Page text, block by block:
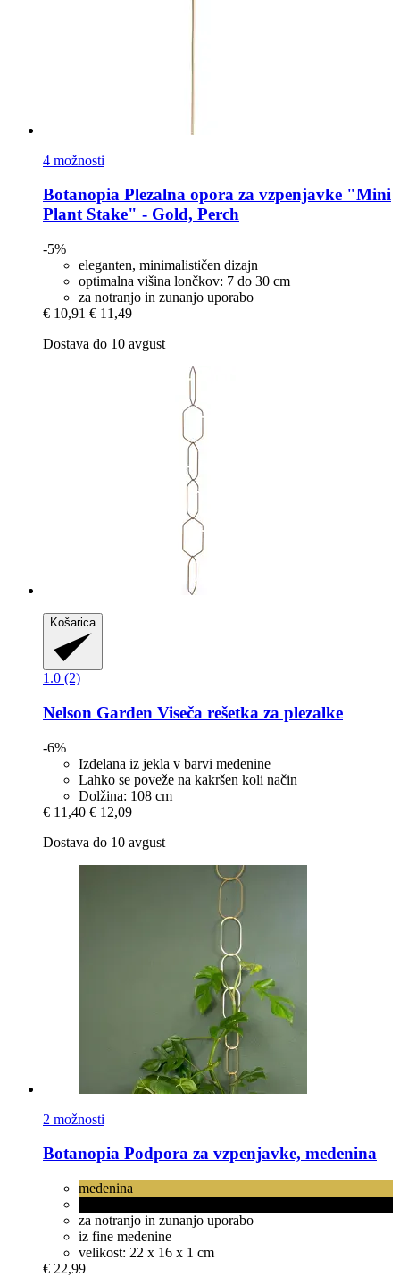
4 možnosti
Botanopia Plezalna opora za vzpenjavke "Mini
Plant Stake" -​ Gold, Perch
-5%
eleganten, minimalističen dizajn
optimalna višina lončkov: 7 do 30 cm
za notranjo in zunanjo uporabo
€ 10,91 € 11,49
Dostava do 10 avgust
Košarica
1.0 (2)
Nelson Garden Viseča rešetka za plezalke
-6%
Izdelana iz jekla v barvi medenine
Lahko se poveže na kakršen koli način
Dolžina: 108 cm
€ 11,40 € 12,09
Dostava do 10 avgust
2 možnosti
Botanopia Podpora za vzpenjavke, medenina
medenina
za notranjo in zunanjo uporabo
iz fine medenine
velikost: 22 x 16 x 1 cm
€ 22,99